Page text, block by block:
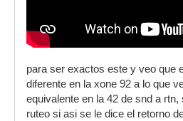
para ser exactos este y veo que
diferente en la xone 92 a lo que
equivalente en la 42 de snd a rtn,
ruteo si asi se le dice el retorno